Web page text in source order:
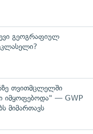
გეოგრაფიულ
თვითმცლელში
იმყოფებოდა" — GWP
მიმართავს